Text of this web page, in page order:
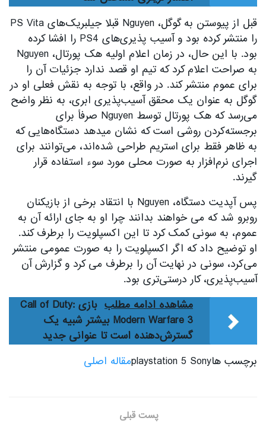
قبل از پیوستن به گوگل، Nguyen قبلا جیلبریک‌های PS Vita
را منتشر کرده بود و آسیب پذیری‌های PS4 را افشا کرده
بود. با این حال، در زمان اعلام اولیه هک پورتال، Nguyen
به صراحت اعلام کرد که تیم او قصد ندارد جزئیات آن را
برای عموم منتشر کند. در واقع، با توجه به نقش فعلی او در
گوگل به عنوان یک محقق آسیب‌پذیری ابری، به نظر واضح
می‌رسد که هک پورتال توسط Nguyen صرفاً برای
برجسته‌کردن روشی است که نشان میدهد دستگاه‌هایی که
به ظاهر فقط برای استریم طراحی شده‌اند، می‌توانند برای
اجرای نرم‌افزار به صورت محلی مورد سوء استفاده قرار
گیرند.
پس آپدیت دستگاه، Nguyen با انتقاد برخی از بازیکنان
روبرو شد که می خواهند بدانند چرا او به جای ارائه آن به
عموم، به سونی کمک کرد تا این اکسپلویت را برطرف کند.
او توضیح داد که اگر اکسپلویت را به صورت عمومی منتشر
می‌کرد، سونی در نهایت آن را برطرف می کرد و گزارش آن
آسیب‌پذیری، کار درستی‌تری بود.
مشاهده ادامه مطلب
بازی Call of Duty:
Modern Warfare 3 بیشتر شبیه یک
گسترش‌دهنده است تا عنوانی جدید
برچسب هاplaystation 5 Sony
مقاله اصلی
پست قبلی